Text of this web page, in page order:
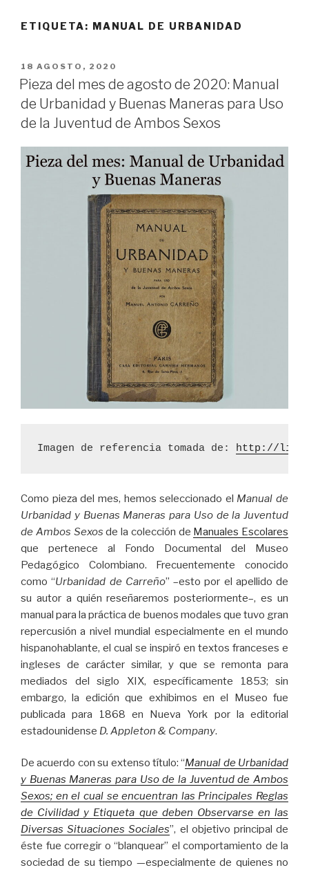
ETIQUETA: MANUAL DE URBANIDAD
PUBLICADO
EL
18 AGOSTO, 2020
Pieza del mes de agosto de 2020: Manual
de Urbanidad y Buenas Maneras para Uso
de la Juventud de Ambos Sexos
Imagen de referencia tomada de: http://
Como pieza del mes, hemos seleccionado el Manual de
Urbanidad y Buenas Maneras para Uso de la Juventud
de Ambos Sexosde la colección de Manuales Escolares
que pertenece al Fondo Documental del Museo
Pedagógico Colombiano. Frecuentemente conocido
como “Urbanidad de Carreño” –esto por el apellido de
su autor a quién reseñaremos posteriormente–, es un
manual para la práctica de buenos modales que tuvo gran
repercusión a nivel mundial especialmente en el mundo
hispanohablante, el cual se inspiró en textos franceses e
ingleses de carácter similar, y que se remonta para
mediados del siglo XIX, específicamente 1853; sin
embargo, la edición que exhibimos en el Museo fue
publicada para 1868 en Nueva York por la editorial
estadounidense D. Appleton & Company.
De acuerdo con su extenso título: “Manual de Urbanidad
y Buenas Maneras para Uso de la Juventud de Ambos
Sexos; en el cual se encuentran las Principales Reglas
de Civilidad y Etiqueta que deben Observarse en las
Diversas Situaciones Sociales”, el objetivo principal de
éste fue corregir o “blanquear” el comportamiento de la
sociedad de su tiempo —especialmente de quienes no